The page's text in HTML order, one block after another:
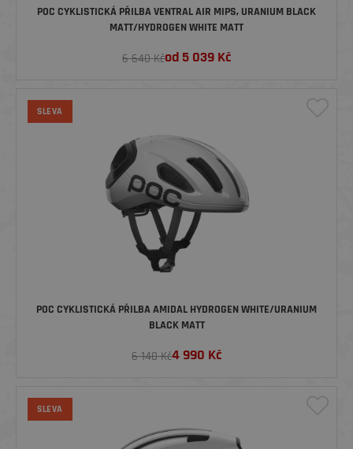
POC CYKLISTICKÁ PŘILBA VENTRAL AIR MIPS, URANIUM BLACK
MATT/HYDROGEN WHITE MATT
6 640 Kčod 5 039 Kč
SLEVA
POC CYKLISTICKÁ PŘILBA AMIDAL HYDROGEN WHITE/URANIUM
BLACK MATT
6 140 Kč4 990 Kč
SLEVA